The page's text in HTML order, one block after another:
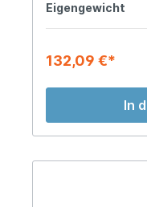
Eigengewicht
132,09 €*
In